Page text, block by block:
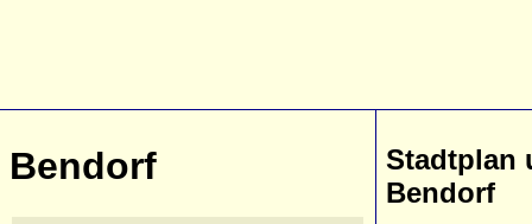
Bendorf
Stadtplan
Bendorf